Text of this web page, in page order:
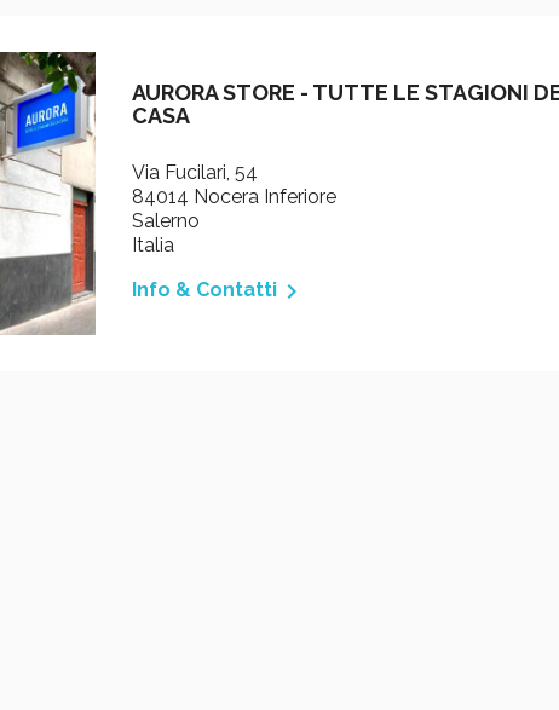
AURORA STORE - TUTTE LE STAGIONI
CASA
Via Fucilari, 54
84014 Nocera Inferiore
Salerno
Italia
Info & Contatti 